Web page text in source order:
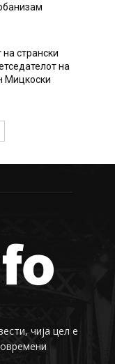
странски
на
Мицкоски
чија цел е